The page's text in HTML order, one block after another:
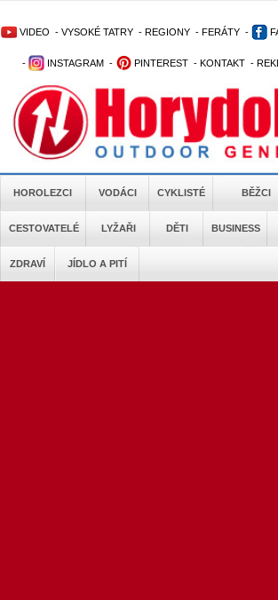
VIDEO - VYSOKÉ TATRY - REGIONY - FERÁTY -
- INSTAGRAM - PINTEREST - KONTAKT -
HOROLEZCI VODÁCI CYKLISTÉ BĚŽCI
CESTOVATELÉ LYŽAŘI DĚTI BUSINESS
ZDRAVÍ JÍDLO A PITÍ